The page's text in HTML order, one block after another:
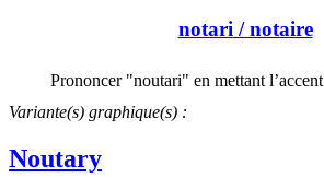
notari/ notaire
Prononcer "noutari" en mettant
Variante(s) graphique(s) :
Noutary